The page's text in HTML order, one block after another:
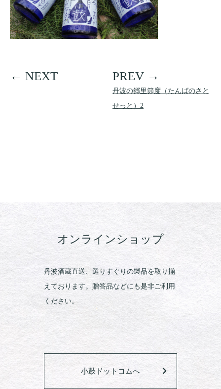
丹波の郷里節度（たんばのさと
せっと）2
オンラインショップ
丹波酒蔵直送、選りすぐりの製品を取り揃
えております。贈答品などにも是非ご利用
ください。
小鼓ドットコムへ